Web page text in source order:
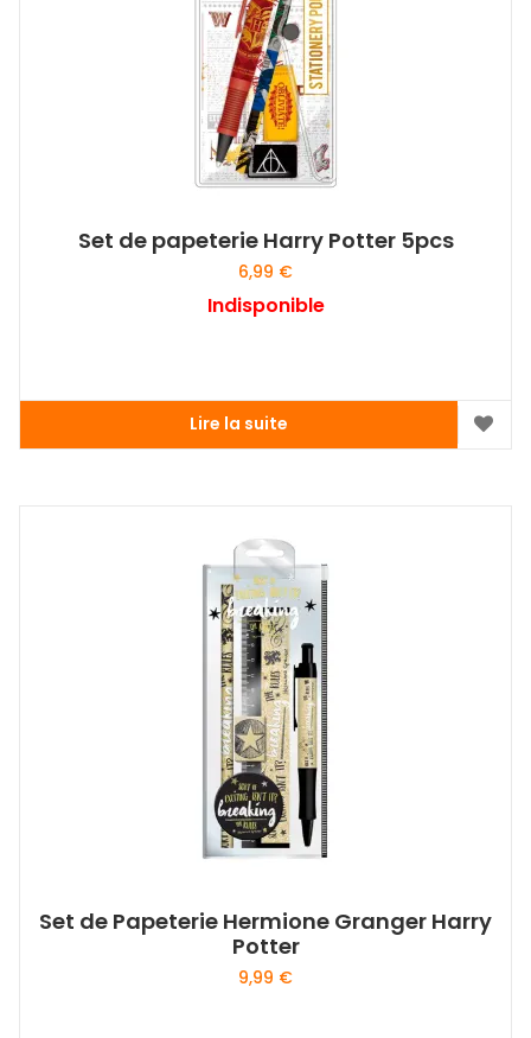
Set de papeterie Harry Potter 5pcs
6,99 €
Indisponible
Lire la suite
Set de Papeterie Hermione Granger Harry
Potter
9,99 €